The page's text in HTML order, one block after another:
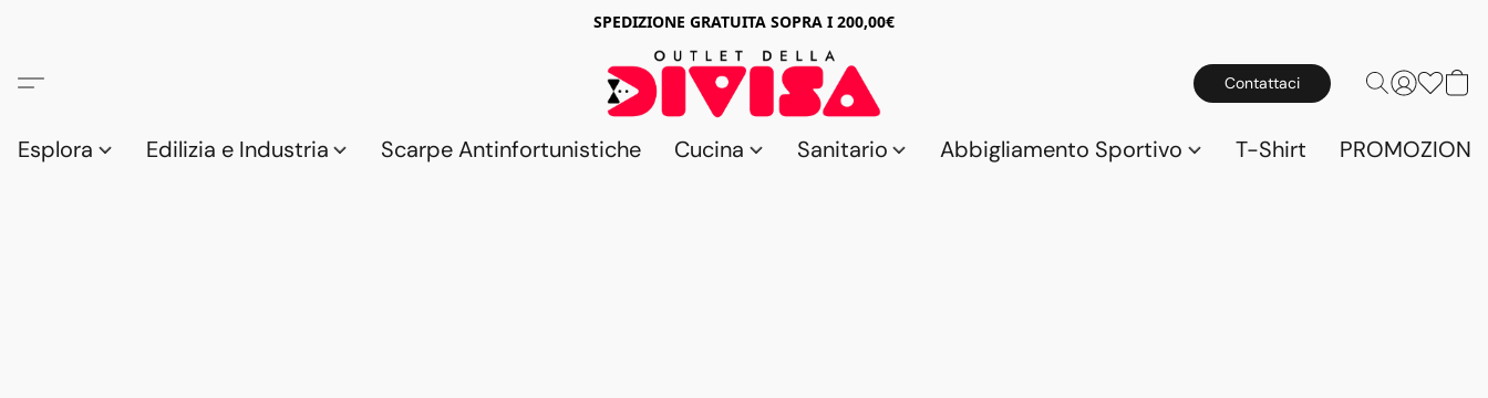
SPEDIZIONE GRATUITA SOPRA I 200,00€
Contattaci
Esplora Edilizia e Industria Scarpe Antinfortunistiche Cucina Sanitario Abbigliamento Sportivo T-Shirt PROMOZIONI